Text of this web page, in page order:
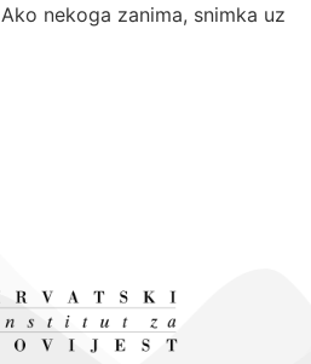
nekoga zanima, snimka uz